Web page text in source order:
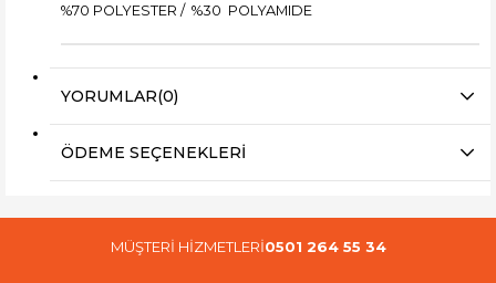
%70 POLYESTER / %30 POLYAMIDE
YORUMLAR(0)
ÖDEME SEÇENEKLERI
MÜŞTERİ HİZMETLERİ0501 264 55 34